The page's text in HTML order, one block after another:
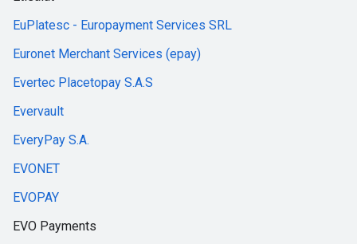
EuPlatesc - Europayment Services SRL
Euronet Merchant Services (epay)
Evertec Placetopay S.A.S
Evervault
EveryPay S.A.
EVONET
EVOPAY
EVO Payments